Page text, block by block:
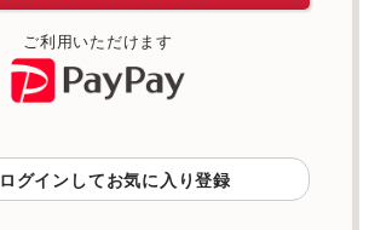
ご利用いただけます
ログインしてお気に入り登録